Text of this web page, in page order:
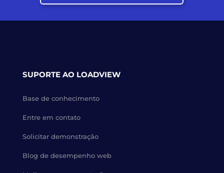
SUPORTE AO LOADVIEW
Base de conhecimento
Entre em contato
Solicitar demonstração
Blog de desempenho web